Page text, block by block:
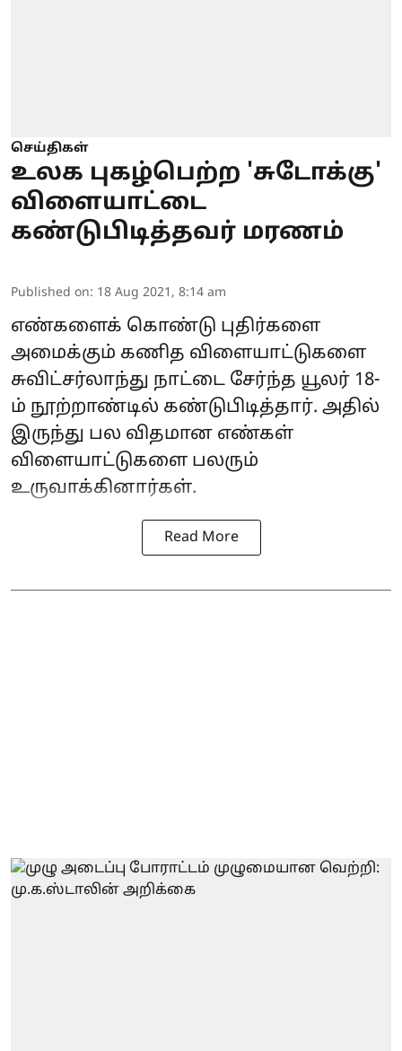
செய்திகள்
உலக புகழ்பெற்ற 'சுடோக்கு'
விளையாட்டை
கண்டுபிடித்தவர் மரணம்
Published on: 18 Aug 2021, 8:14 am
எண்களைக் கொண்டு புதிர்களை
அமைக்கும் கணித விளையாட்டுகளை
சுவிட்சர்லாந்து நாட்டை சேர்ந்த யூலர் 18-
ம் நூற்றாண்டில் கண்டுபிடித்தார். அதில்
இருந்து பல விதமான எண்கள்
விளையாட்டுகளை பலரும்
உருவாக்கினார்கள்.
Read More